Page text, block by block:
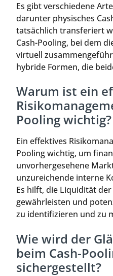
Es gibt verschiedene
darunter physisches
tatsächlich transferiert
Cash-Pooling, bei dem
virtuell
hybride Formen, die
Warum ist ein
Pooling wichtig?
Ein effektives
Pooling wichtig, um
unvorhergesehene
unzureichende interne
Es hilft, die Liquidität
gewährleisten und
zu identifizieren und zu
Wie wird der
beim Cash-
sichergestellt?